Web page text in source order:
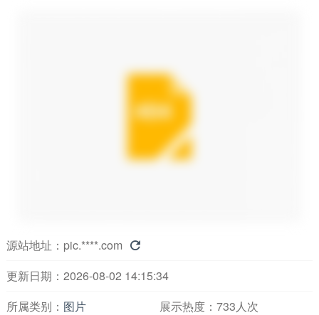
源站地址： pic.****.com 
更新日期：2026-08-02 14:15:34
所属类别： 图片 展示热度： 733人次